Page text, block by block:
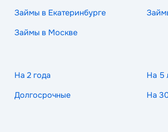
Займы в Екатеринбурге
Займы в Москве
На 2 года На 5
Долгосрочные На